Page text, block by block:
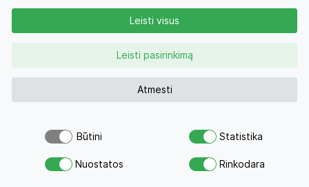
Privatumo politika
Kontaktai
0 700 11007 Užklausa
Savo svajonių atostogoms
Atmesti
Leisti pasirinkimą
Leisti visus
Būtini Statistika
Nuostatos Rinkodara